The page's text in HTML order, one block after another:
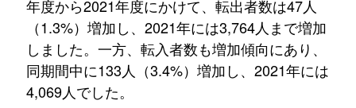
年度から2021年度にかけて、転出者数は47人
（1.3%）増加し、2021年には3,764人まで増加
しました。一方、転入者数も増加傾向にあり、
同期間中に133人（3.4%）増加し、2021年には
4,069人でした。